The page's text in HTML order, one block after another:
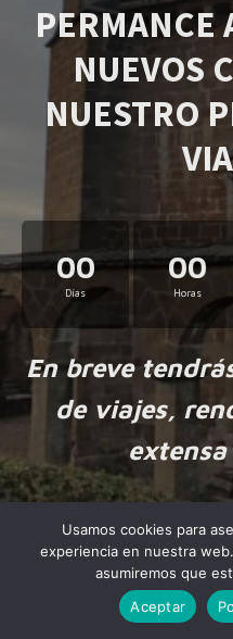
PERMANCE
NUEVOS
NUESTRO
00
Días
00
Horas
En breve
de viajes,
Made by
Usamos cookies para
experiencia en nuestra
asumiremos que
Aceptar